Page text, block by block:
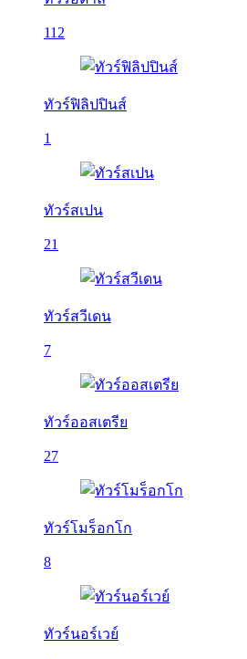
112
ทัวร์ฟิลิปปินส์
1
ทัวร์สเปน
21
ทัวร์สวีเดน
7
ทัวร์ออสเตรีย
27
ทัวร์โมร็อกโก
8
ทัวร์นอร์เวย์